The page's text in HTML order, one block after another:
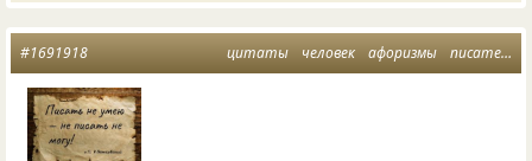
цитаты человек афоризмы писатели
#1691918